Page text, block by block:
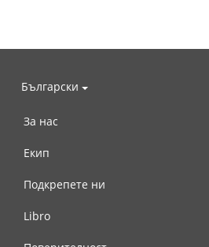
Български
За нас
Екип
Подкрепете ни
Libro